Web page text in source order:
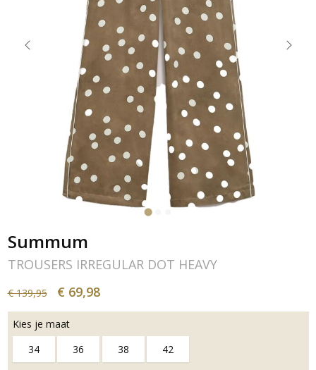
Summum
TROUSERS IRREGULAR DOT HEAVY
€ 139,95 € 69,98
Kies je maat
34
36 38 42